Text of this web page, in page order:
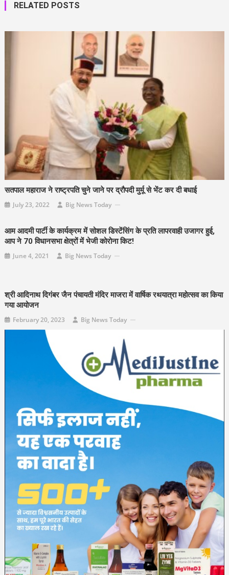
RELATED POSTS
सतपाल महाराज ने राष्ट्रपति चुने जाने पर द्रौपदी मुर्मू से भेंट कर दी बधाई
July 23, 2022 Big News Today
आम आदमी पार्टी के कार्यक्रम में सोशल डिस्टेंसिंग के प्रति लापरवाही उजागर हुई,
आप ने 70 विधानसभा क्षेत्रों में भेजी कोरोना किट!
June 4, 2021 Big News Today
श्री आदिनाथ दिगंबर जैन पंचायती मंदिर माजरा में वार्षिक रथयात्रा महोत्सव का किया
गया आयोजन
February 20, 2023 Big News Today